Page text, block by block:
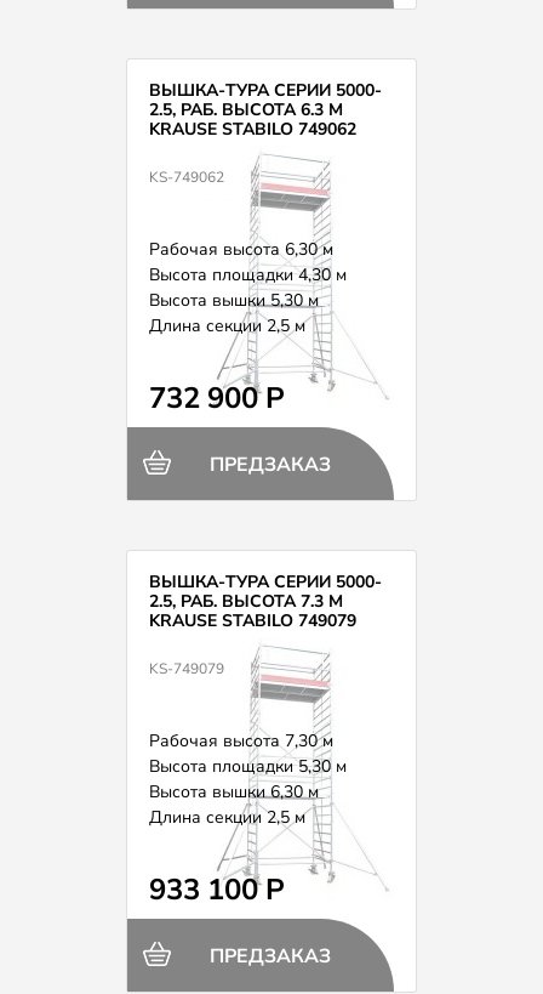
ВЫШКА-ТУРА СЕРИИ 5000-
2.5, РАБ. ВЫСОТА 6.3 М
KRAUSE STABILO 749062
KS-749062
Рабочая высота 6,30 м
Высота площадки 4,30 м
Высота вышки 5,30 м
Длина секции 2,5 м
Вес 196,0 кг
732 900 Р
ПРЕДЗАКАЗ
ВЫШКА-ТУРА СЕРИИ 5000-
2.5, РАБ. ВЫСОТА 7.3 М
KRAUSE STABILO 749079
KS-749079
Рабочая высота 7,30 м
Высота площадки 5,30 м
Высота вышки 6,30 м
Длина секции 2,5 м
Вес 250,0 кг
933 100 Р
ПРЕДЗАКАЗ